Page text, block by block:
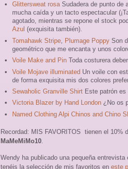
Glittersweat rosaSudadera de punto de
mucha caída y un tacto espectacular
agotado, mientras se repone el stock
Azul (exquisita también).
Tomahawk Stripe
Plumage Poppy Son
geométrico que me encanta y unos
Voile Make and Pin Toda costurera
Voile Mojave illuminated Un voile con
de forma exquisita mis dos colores
Sewaholic Granville Shirt Este patrón
Victoria Blazer by Hand London ¿No os
Named Clothing Alpi Chinos and Chino
Recordad: MIS FAVORITOS tienen el 10%
MaMeMiMo10
Wendy ha publicado una pequeña
tenéis la selección de mis favoritos en este